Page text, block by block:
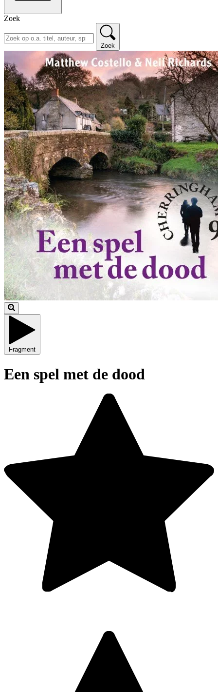
Zoek
Zoek
Fragment
Een spel met de dood